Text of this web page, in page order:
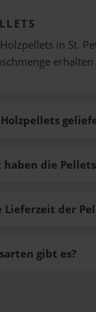
in St.
gibt es?
die
Lieferzeit der